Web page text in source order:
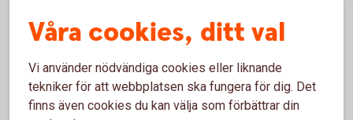
Försäkringsalternativ
Pris
Välj rätt bilförsäkring
Våra cookies, ditt val
Vi använder nödvändiga cookies eller liknande
tekniker för att webbplatsen ska fungera för dig. Det
finns även cookies du kan välja som förbättrar din